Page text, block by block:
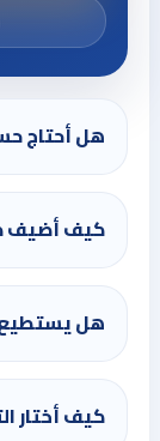
هل أحتاج
كيف أضيف
هل
كيف أختار